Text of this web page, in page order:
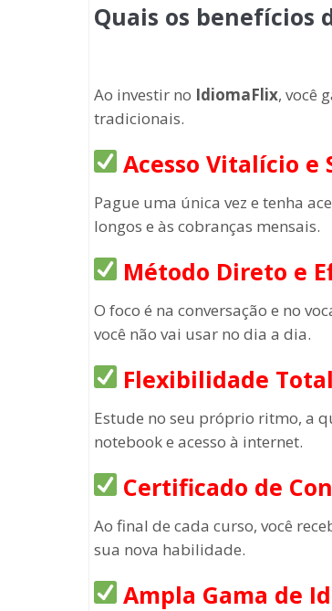
Quais os benefícios
Ao investir no IdiomaFlix, você
tradicionais.
Acesso Vitalício e
Pague uma única vez e tenha
longos e às cobranças mensais.
Método Direto e
O foco é na conversação e no
você não vai usar no dia a dia.
Flexibilidade
Estude no seu próprio ritmo, a
notebook e acesso à internet.
Certificado de
Ao final de cada curso, você
sua nova habilidade.
Ampla Gama de